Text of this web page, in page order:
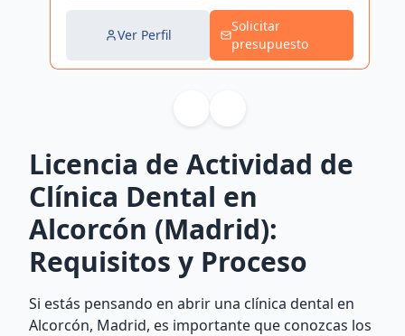
Ver Perfil
Solicitar
presupuesto
Licencia de Actividad de
Clínica Dental en
Alcorcón (Madrid):
Requisitos y Proceso
Si estás pensando en abrir una clínica dental en
Alcorcón, Madrid, es importante que conozcas los